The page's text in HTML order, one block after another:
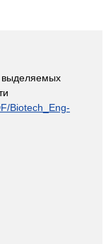
выделяемых
Biotech_Eng-